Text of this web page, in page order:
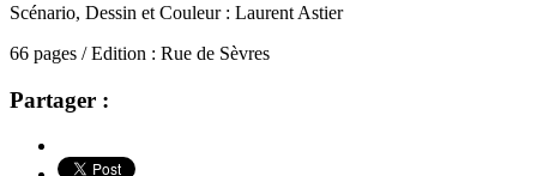
Scénario, Dessin et Couleur : Laurent Astier
66 pages / Edition : Rue de Sèvres
Partager :